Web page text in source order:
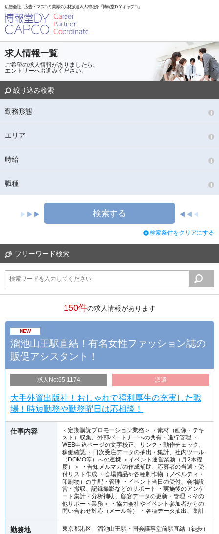
広告会社、広告・マスコミ業界の人材派遣＆人材紹介「博報堂ＤＹキャプコ」
求人情報一覧
ご希望の求人情報がありましたら、
エントリーへお進みください。
絞り込み検索
勤務形態
エリア
時給
職種
フリーワード検索
150件の求人情報があります
NEW
溜池山王駅直結！有名女性ファッション誌の
販促アシスタント！
求人No:65-1174 派遣
大手外資出版社！おしゃれで福利厚生の充実した職
場！時短勤務や勤務曜日は応相談！
仕事内容
＜定期購読プロモーション業務＞ ・素材（画像・テキ
スト）収集、外部パートナーへの共有・進行管理 ・
WEB申込ページの文字校正、リンク・動作チェック、
稼働確認 ・日次受注データの抽出・集計、社内ツール
（DOMO等）への連携 ＜イベント運営業務（月2本程
度）＞ ・告知メルマガの作成補助、応募者の当選・受
付リスト作成 ・会場備品や各種制作物（ノベルティ・
印刷物）の手配・管理 ・イベント当日の受付、会場設
営・撤収、記録撮影などのサポート ・実施後のアンケ
ート集計・分析補助、顧客データの更新・管理 ＜その
他サポート業務＞ ・協力会社やイベント参加者からの
問い合わせ対応（メール等） ・各種データ抽出、集計
勤務地 東京都港区 溜池山王駅・国会議事堂前駅直結（徒歩）